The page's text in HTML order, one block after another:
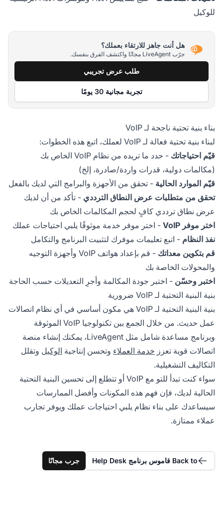
للوكيل
هل أنت جاهز للارتقاء بعملك؟
جرّب LiveAgent مجانًا واكتشف الفرق بنفسك.
طلب عرض تجريبي
تجربة مجانية 30 يومًا
بناء بنية تحتية ناجحة لـ VoIP
لبناء بنية تحتية فعالة لـ VoIP لعملك، اتبع هذه الخطوات:
قيّم احتياجاتك
- حدد ما تريده من نظام VoIP الخاص بك
(مكالمات دولية، قدرات واردة/صادرة، إلخ)
قيّم الموارد الحالية - تحقق من الأجهزة والبرامج التي لديك بالفعل
تحقق من متطلبات عرض النطاق الترددي - تأكد من أن لديك
عرض نطاق ترددي كافٍ لحجم المكالمات الخاص بك
اختر موفر VoIP
- اختر موفر خدمة موثوقًا يلبي احتياجات عملك
نفذ النظام - اتبع تعليمات موفرك لتثبيت البرنامج والتكامل
قم بتكوين معداتك
- قم بإعداد هواتف VoIP وأجهزة التوجيه
والمحولات الخاصة بك
اختبر وحسّن - اختبر جودة المكالمة وأجرِ التعديلات حسب الحاجة
بنية البنية التحتية لـ VoIP ضرورية
بنية البنية التحتية لـ VoIP هي مكون أساسي في أي نظام اتصالات
عمل حديث. من خلال الجمع بين تكنولوجيا VoIP الموثوقة
وبرنامج مساعدة شامل مثل LiveAgent، يمكنك إنشاء منصة
اتصالات قوية تعزز خدمة العملاء وتحسن إنتاجية الوكيل وتقلل
التكاليف التشغيلية.
سواء كنت تبدأ للتو مع VoIP أو تتطلع إلى تحسين البنية التحتية
الحالية لديك، فإن فهم هذه المكونات وأفضل الممارسات
سيساعدك على بناء نظام يلبي احتياجات عملك ويوفر تجارب
عملاء ممتازة.
Back to قاموس برنامج Help Desk جرب مجانًا